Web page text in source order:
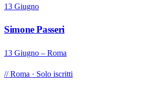
13 Giugno
Simone Passeri
13 Giugno – Roma
// Roma · Solo iscritti